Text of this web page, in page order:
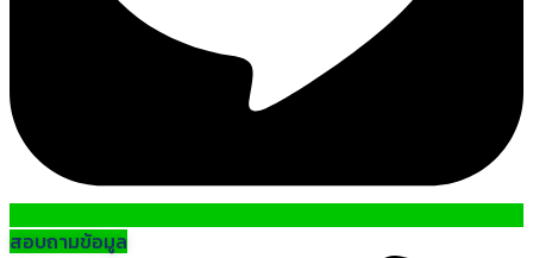
สอบถามข้อมูล